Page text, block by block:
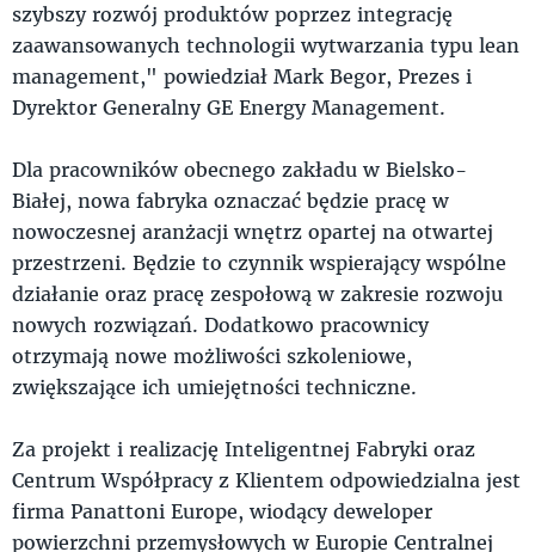
szybszy rozwój produktów poprzez integrację
zaawansowanych technologii wytwarzania typu lean
management," powiedział Mark Begor, Prezes i
Dyrektor Generalny GE Energy Management.
Dla pracowników obecnego zakładu w Bielsko-
Białej, nowa fabryka oznaczać będzie pracę w
nowoczesnej aranżacji wnętrz opartej na otwartej
przestrzeni. Będzie to czynnik wspierający wspólne
działanie oraz pracę zespołową w zakresie rozwoju
nowych rozwiązań. Dodatkowo pracownicy
otrzymają nowe możliwości szkoleniowe,
zwiększające ich umiejętności techniczne.
Za projekt i realizację Inteligentnej Fabryki oraz
Centrum Współpracy z Klientem odpowiedzialna jest
firma Panattoni Europe, wiodący deweloper
powierzchni przemysłowych w Europie Centralnej